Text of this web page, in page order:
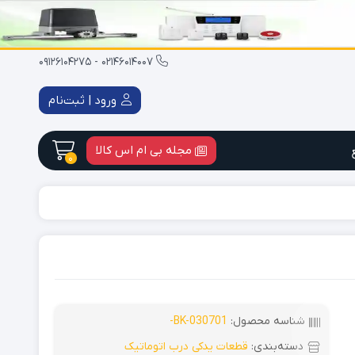
02146014007 - 09126104275
ورود | ثبت‌نام
مجله بی ام اس کالا 0
شناسه محصول: BK-030701-
دسته‌بندی: قطعات یدکی درب اتوماتیک